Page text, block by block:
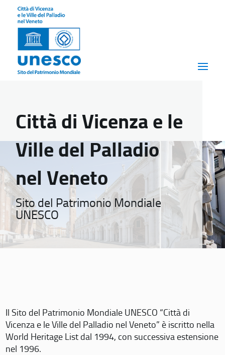
Città di Vicenza e le
Ville del Palladio
nel Veneto
Sito del Patrimonio Mondiale
UNESCO
Il Sito del Patrimonio Mondiale UNESCO “Città di
Vicenza e le Ville del Palladio nel Veneto” è iscritto nella
World Heritage List dal 1994, con successiva estensione
nel 1996.